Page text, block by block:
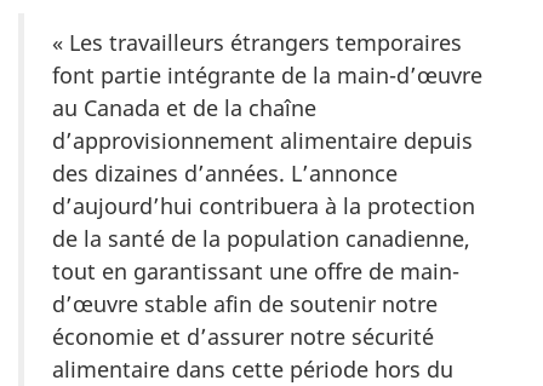
« Les travailleurs étrangers temporaires
font partie intégrante de la main-d’œuvre
au Canada et de la chaîne
d’approvisionnement alimentaire depuis
des dizaines d’années. L’annonce
d’aujourd’hui contribuera à la protection
de la santé de la population canadienne,
tout en garantissant une offre de main-
d’œuvre stable afin de soutenir notre
économie et d’assurer notre sécurité
alimentaire dans cette période hors du